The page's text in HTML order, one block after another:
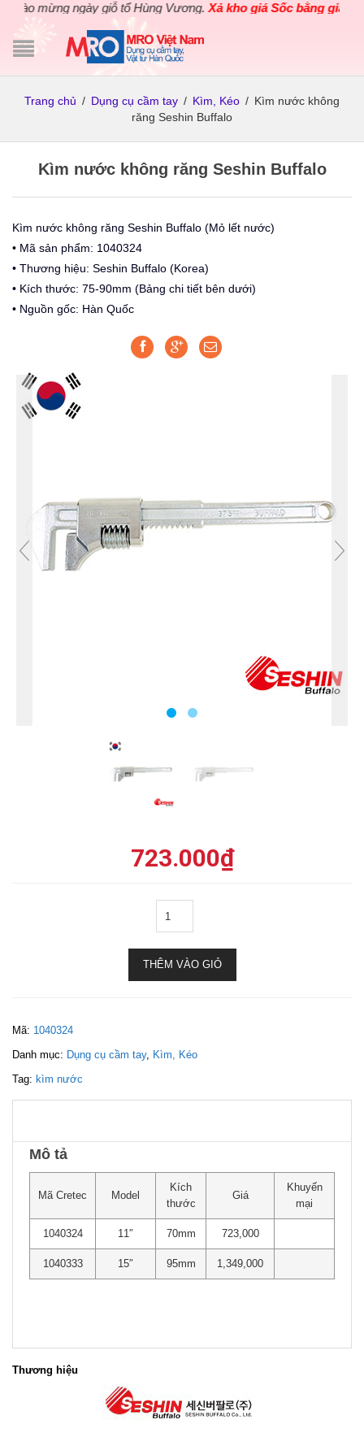
mừng ngày giỗ tổ Hùng Vương.Xả kho giá Sốc bằng giá Gốc
Trang chủ / Dụng cụ cầm tay / Kìm, Kéo / Kìm nước không
răng Seshin Buffalo
Kìm nước không răng Seshin Buffalo
Kìm nước không răng Seshin Buffalo (Mỏ lết nước)
• Mã sản phẩm: 1040324
• Thương hiệu: Seshin Buffalo (Korea)
• Kích thước: 75-90mm (Bảng chi tiết bên dưới)
• Nguồn gốc: Hàn Quốc
723.000₫
THÊM VÀO GIỎ
Mã: 1040324
Danh mục: Dụng cụ cầm tay, Kìm, Kéo
Tag: kìm nước
Mô tả
Mã Cretec Model
Kích
thước
Giá
Khuyến
mại
1040324 11″ 70mm 723,000
1040333 15″ 95mm 1,349,000
Thương hiệu